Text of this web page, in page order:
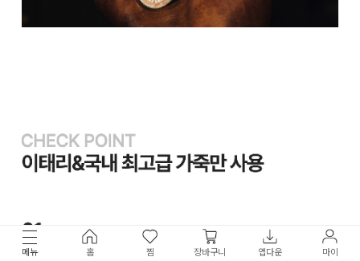
메뉴 홈 찜 장바구니 앱다운 마이